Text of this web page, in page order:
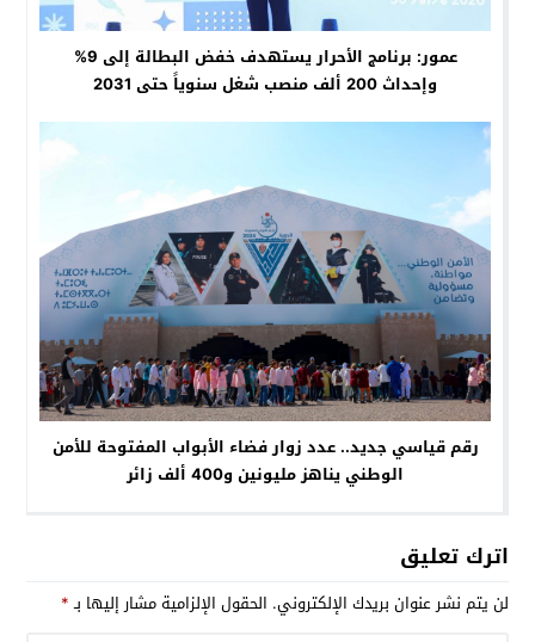
عمور: برنامج الأحرار يستهدف خفض البطالة إلى 9%
وإحداث 200 ألف منصب شغل سنوياً حتى 2031
رقم قياسي جديد.. عدد زوار فضاء الأبواب المفتوحة للأمن
الوطني يناهز مليونين و400 ألف زائر
اترك تعليق
لن يتم نشر عنوان بريدك الإلكتروني. الحقول الإلزامية مشار إليها بـ*